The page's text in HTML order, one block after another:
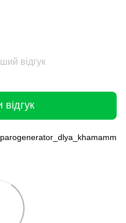
відгук